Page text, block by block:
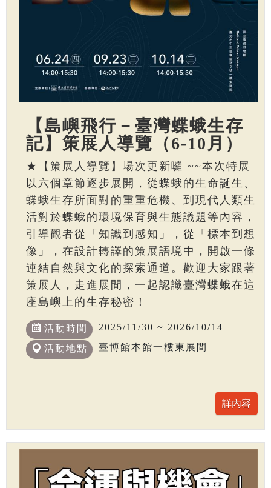
【島嶼飛行－臺灣蝶蛾生存
記】策展人導覽（6-10月）
★【策展人導覽】場次更新囉 ~~本次特展
以六個章節逐步展開，從蝶蛾的生命誕生、
蝶蛾生存所面對的重重危機、到現代人類生
活對於蝶蛾的環境保育與生態議題等內容，
引導觀者從「知識到感知」，從「標本到想
像」，在設計轉譯的策展語境中，開啟一條
連結自然與文化的探索通道。歡迎大家跟著
策展人，走進展間，一起認識臺灣蝶蛾在這
座島嶼上的生存秘密！
活動時間 2025/11/30 ~ 2026/10/14
活動地點 臺博館本館一樓東展間